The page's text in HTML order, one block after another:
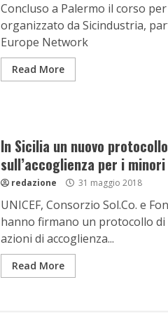
Concluso a Palermo il corso
organizzato da Sicindustria,
Europe Network
Read More
In Sicilia un nuovo
sull’accoglienza per i
redazione 31 maggio 2018
UNICEF, Consorzio Sol.Co. e
hanno firmano un protocollo
azioni di accoglienza...
Read More